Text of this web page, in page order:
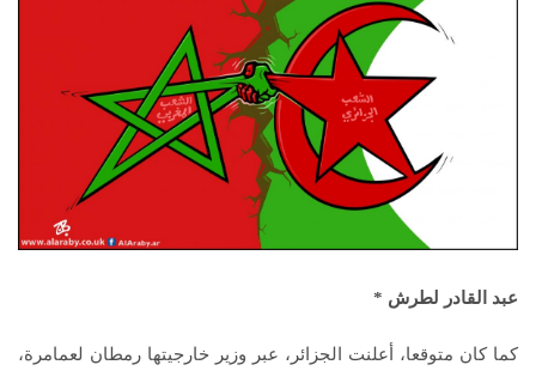
عبد القادر لطرش *
كما كان متوقعا، أعلنت الجزائر، عبر وزير خارجيتها رمطان لعمامرة،